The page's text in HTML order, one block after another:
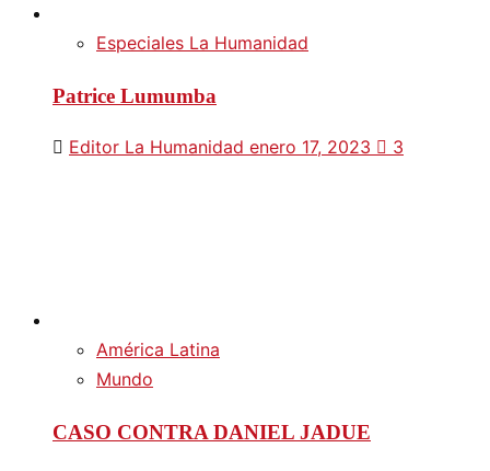
Especiales La Humanidad
Patrice Lumumba
Editor La Humanidad enero 17, 2023 3
América Latina
Mundo
CASO CONTRA DANIEL JADUE